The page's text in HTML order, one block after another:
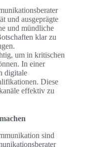
und ausgeprägte
und mündliche
klar zu
um in kritischen
In einer
digitale
Diese
effektiv zu
sind